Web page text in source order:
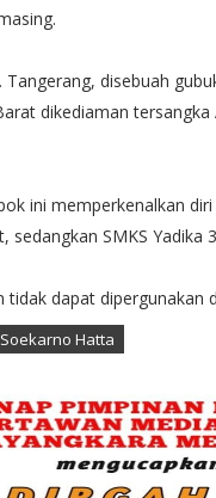
disebuah
dikediaman
ini memperkenalkan
SMKS Yadika
dapat dipergunakan
Hatta